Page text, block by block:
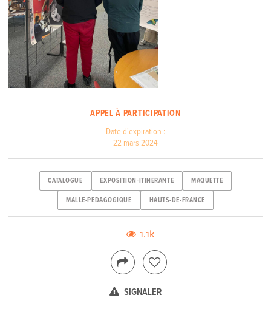
APPEL À PARTICIPATION
Date d'expiration :
22 mars 2024
CATALOGUE EXPOSITION-ITINERANTE MAQUETTE
MALLE-PEDAGOGIQUE HAUTS-DE-FRANCE
1.1k
SIGNALER